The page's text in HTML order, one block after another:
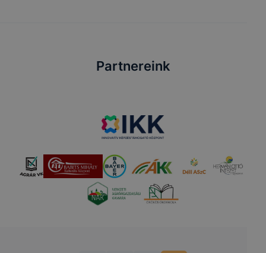
Partnereink